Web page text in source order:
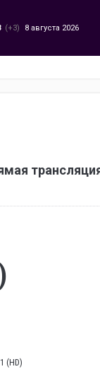
(+3) 8 августа 2026
(HD)